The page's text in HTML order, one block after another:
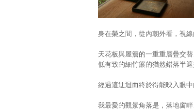
身在榮之間，從內朝外看，視
天花板與屋簷的一重重層疊交
低有致的細竹簾的猶然錯落半
經過這迂迴而終於得能映入眼
我最愛的觀景角落是，落地窗